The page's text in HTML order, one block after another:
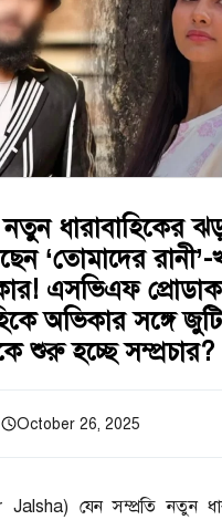
ধারাবাহিকের
‘তোমাদের রানী’-
এসভিএফ
অভিকার সঙ্গে
শুরু হচ্ছে সম্প্রচার?
October 26, 2025
যেন সম্প্রতি নতুন